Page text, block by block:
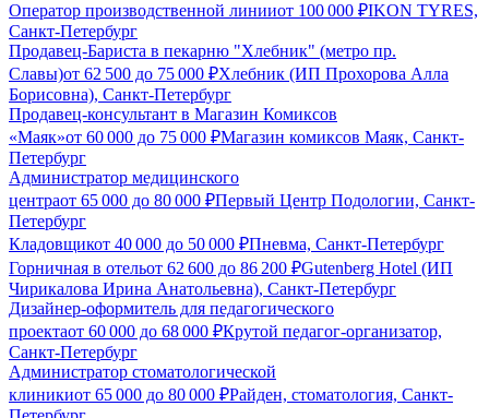
Оператор производственной линииот 100 000 ₽IKON TYRES,
Санкт-Петербург
Продавец-Бариста в пекарню "Хлебник" (метро пр.
Славы)от 62 500 до 75 000 ₽Хлебник (ИП Прохорова Алла
Борисовна), Санкт-Петербург
Продавец-консультант в Магазин Комиксов
«Маяк»от 60 000 до 75 000 ₽Магазин комиксов Маяк, Санкт-
Петербург
Администратор медицинского
центраот 65 000 до 80 000 ₽Первый Центр Подологии, Санкт-
Петербург
Кладовщикот 40 000 до 50 000 ₽Пневма, Санкт-Петербург
Горничная в отельот 62 600 до 86 200 ₽Gutenberg Hotel (ИП
Чирикалова Ирина Анатольевна), Санкт-Петербург
Дизайнер-оформитель для педагогического
проектаот 60 000 до 68 000 ₽Крутой педагог-организатор,
Санкт-Петербург
Администратор стоматологической
клиникиот 65 000 до 80 000 ₽Райден, стоматология, Санкт-